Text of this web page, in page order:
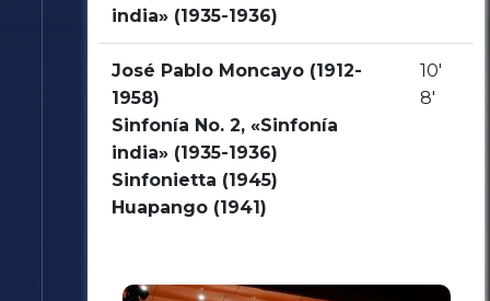
india» (1935-1936)
José Pablo Moncayo (1912-
1958)
Sinfonía No. 2, «Sinfonía
india» (1935-1936)
Sinfonietta (1945)
Huapango (1941)
10'
8'